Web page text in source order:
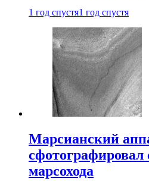
1 год спустя1 год спустя
Марсианский
сфотографировал
марсохода